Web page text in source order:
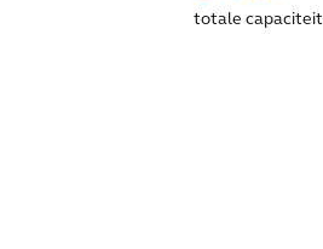
totale capaciteit